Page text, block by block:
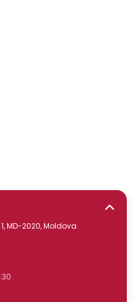
MD-2020, Moldova